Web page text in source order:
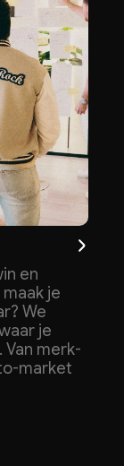
en
je
We
je
merk-
market